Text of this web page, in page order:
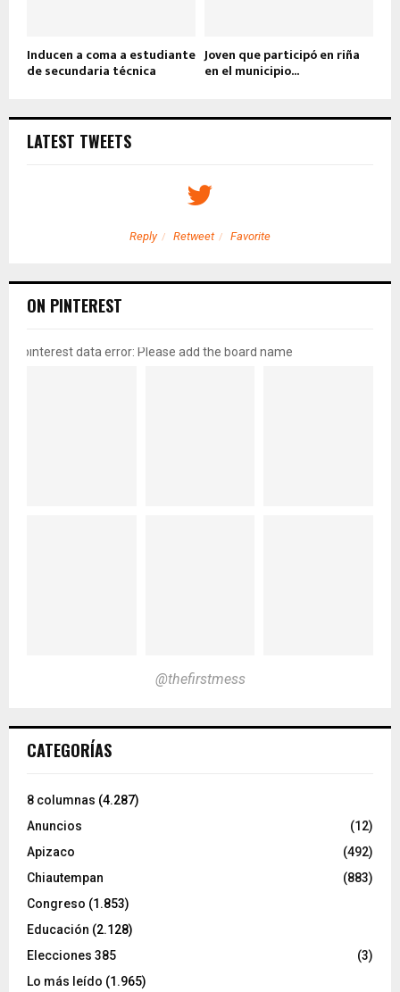
Inducen a coma a estudiante
de secundaria técnica
Joven que participó en riña
en el municipio...
LATEST TWEETS
Reply Retweet Favorite
ON PINTEREST
pinterest data error: Please add the board name
@thefirstmess
CATEGORÍAS
8 columnas (4.287)
Anuncios
(12)
Apizaco
(492)
Chiautempan
(883)
Congreso (1.853)
Educación (2.128)
Elecciones 385
(3)
Lo más leído (1.965)